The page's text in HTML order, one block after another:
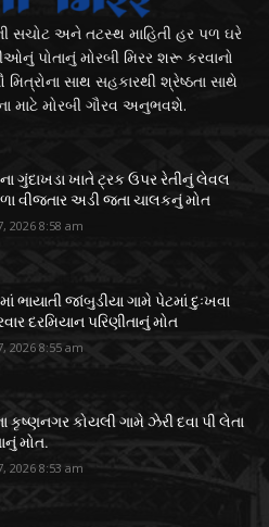
સચોટ અને તટસ્થ માહિતી હર પળ ઘરે
પોતાનું મોરબી મિરર શરૂ કરવાનો
સાથ સહકારથી શ્રેષ્ઠતા સાથે
માટે મોરબી ગૌરવ અનુભવશે.
ગુંદાખડા ખાતે ટ્રક ઉપર રેતીનું લેવલ
વીજતાર અડી જતા ચાલકનું મોત
2026 8:58 am
ભાયાતી જાંબુડીયા ગામે પેટમાં દુઃખવા
દરમિયાન પરિણીતાનું મોત
2026 8:55 am
કૃષ્ણનગર કોયલી ગામે ઝેરી દવા પી લેતા
મોત.
2026 8:53 am